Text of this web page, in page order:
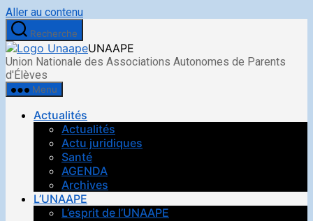
Aller au contenu
Recherche
UNAAPE
Union Nationale des Associations Autonomes de Parents
d'Élèves
Menu
Actualités
Actualités
Actu juridiques
Santé
AGENDA
Archives
L’UNAAPE
L’esprit de l’UNAAPE